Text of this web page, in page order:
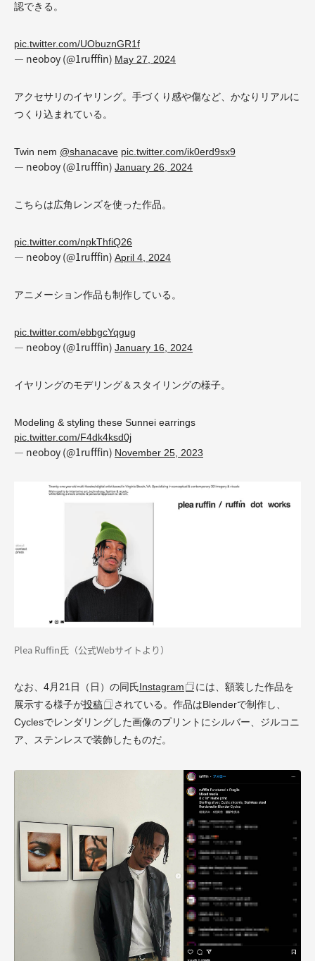
認できる。
pic.twitter.com/UObuznGR1f
— neoboy (@1rufffin) May 27, 2024
アクセサリのイヤリング。手づくり感や傷など、かなりリアルに
つくり込まれている。
Twin nem @shanacave pic.twitter.com/ik0erd9sx9
— neoboy (@1rufffin) January 26, 2024
こちらは広角レンズを使った作品。
pic.twitter.com/npkThfiQ26
— neoboy (@1rufffin) April 4, 2024
アニメーション作品も制作している。
pic.twitter.com/ebbgcYqgug
— neoboy (@1rufffin) January 16, 2024
イヤリングのモデリング＆スタイリングの様子。
Modeling & styling these Sunnei earrings
pic.twitter.com/F4dk4ksd0j
— neoboy (@1rufffin) November 25, 2023
Plea Ruffin氏（公式Webサイトより）
なお、4月21日（日）の同氏Instagram
には、額装した作品を
展示する様子が投稿
されている。作品はBlenderで制作し、
Cyclesでレンダリングした画像のプリントにシルバー、ジルコニ
ア、ステンレスで装飾したものだ。